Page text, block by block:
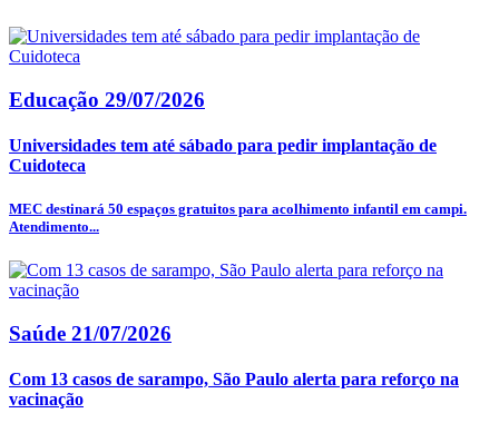
Educação 29/07/2026
Universidades tem até sábado para pedir implantação de
Cuidoteca
MEC destinará 50 espaços gratuitos para acolhimento infantil em campi.
Atendimento...
Saúde 21/07/2026
Com 13 casos de sarampo, São Paulo alerta para reforço na
vacinação